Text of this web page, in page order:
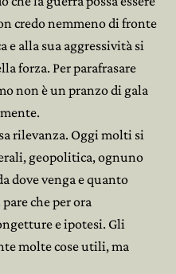
credo nemmeno di fronte
alla sua aggressività si
forza. Per parafrasare
non è un pranzo di gala
rilevanza. Oggi molti si
geopolitica, ognuno
dove venga e quanto
che per ora
e ipotesi. Gli
molte cose utili, ma